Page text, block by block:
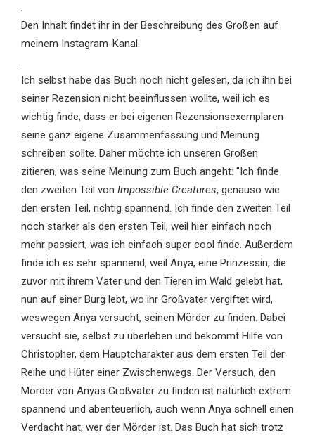
.
Den Inhalt findet ihr in der Beschreibung des Großen auf
meinem Instagram-Kanal.
.
Ich selbst habe das Buch noch nicht gelesen, da ich ihn bei
seiner Rezension nicht beeinflussen wollte, weil ich es
wichtig finde, dass er bei eigenen Rezensionsexemplaren
seine ganz eigene Zusammenfassung und Meinung
schreiben sollte. Daher möchte ich unseren Großen
zitieren, was seine Meinung zum Buch angeht: "Ich finde
den zweiten Teil von Impossible Creatures, genauso wie
den ersten Teil, richtig spannend. Ich finde den zweiten Teil
noch stärker als den ersten Teil, weil hier einfach noch
mehr passiert, was ich einfach super cool finde. Außerdem
finde ich es sehr spannend, weil Anya, eine Prinzessin, die
zuvor mit ihrem Vater und den Tieren im Wald gelebt hat,
nun auf einer Burg lebt, wo ihr Großvater vergiftet wird,
weswegen Anya versucht, seinen Mörder zu finden. Dabei
versucht sie, selbst zu überleben und bekommt Hilfe von
Christopher, dem Hauptcharakter aus dem ersten Teil der
Reihe und Hüter einer Zwischenwegs. Der Versuch, den
Mörder von Anyas Großvater zu finden ist natürlich extrem
spannend und abenteuerlich, auch wenn Anya schnell einen
Verdacht hat, wer der Mörder ist. Das Buch hat sich trotz